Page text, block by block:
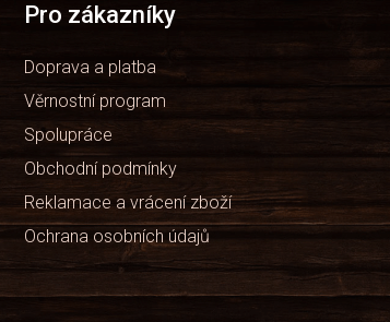
Pro zákazníky
Doprava a platba
Věrnostní program
Spolupráce
Obchodní podmínky
Reklamace a vrácení zboží
Ochrana osobních údajů